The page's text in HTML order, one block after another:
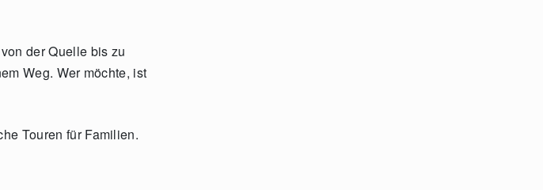
der Quelle bis zu
Weg. Wer möchte, ist
Touren für Familien.